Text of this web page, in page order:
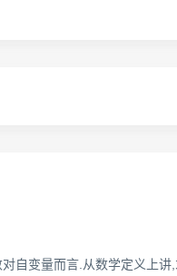
自变量而言.从数学定义上